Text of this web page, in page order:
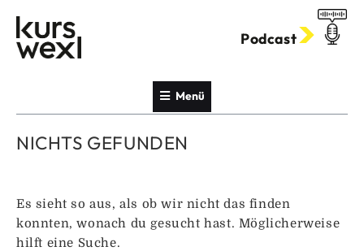
Inhalt
springen
Podcast
Menü
NICHTS GEFUNDEN
Es sieht so aus, als ob wir nicht das finden
konnten, wonach du gesucht hast. Möglicherweise
hilft eine Suche.